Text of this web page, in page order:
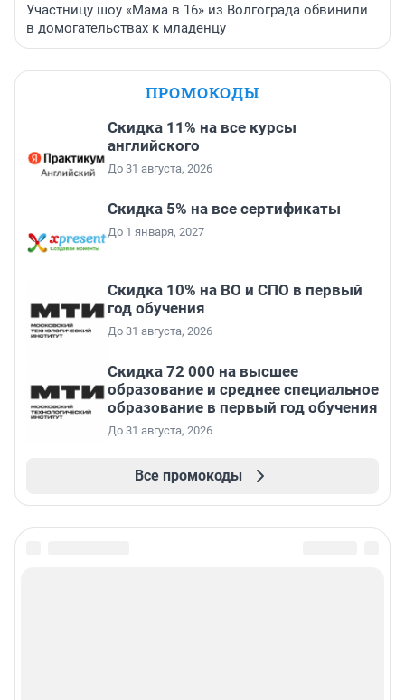
Участницу шоу «Мама в 16» из Волгограда обвинили
в домогательствах к младенцу
ПРОМОКОДЫ
Скидка 11% на все курсы
английского
До 31 августа, 2026
Скидка 5% на все сертификаты
До 1 января, 2027
Скидка 10% на ВО и СПО в первый
год обучения
До 31 августа, 2026
Скидка 72 000 на высшее
образование и среднее специальное
образование в первый год обучения
До 31 августа, 2026
Все промокоды